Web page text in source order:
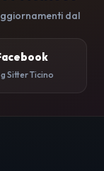
dal
Sitter Ticino